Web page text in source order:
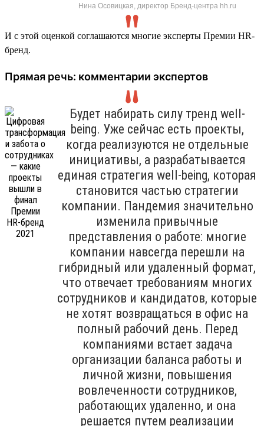
Нина Осовицкая, директор Бренд-центра hh.ru
И с этой оценкой соглашаются многие эксперты Премии HR-
бренд.
Прямая речь: комментарии экспертов
Будет набирать силу тренд well-
being. Уже сейчас есть проекты,
когда реализуются не отдельные
инициативы, а разрабатывается
единая стратегия well-being, которая
становится частью стратегии
компании. Пандемия значительно
изменила привычные
представления о работе: многие
компании навсегда перешли на
гибридный или удаленный формат,
что отвечает требованиям многих
сотрудников и кандидатов, которые
не хотят возвращаться в офис на
полный рабочий день. Перед
компаниями встает задача
организации баланса работы и
личной жизни, повышения
вовлеченности сотрудников,
работающих удаленно, и она
решается путем реализации